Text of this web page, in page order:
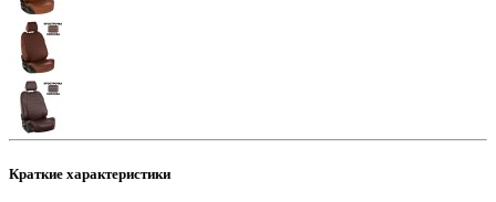
Краткие характеристики